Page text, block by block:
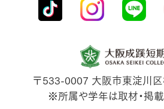
〒533-0007 大阪市東淀川
※所属や学年は取材・掲